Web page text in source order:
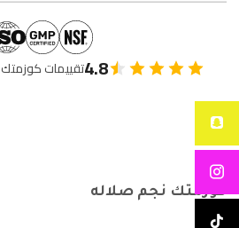
4.8تقييمات
كوزمتك نجم صلاله